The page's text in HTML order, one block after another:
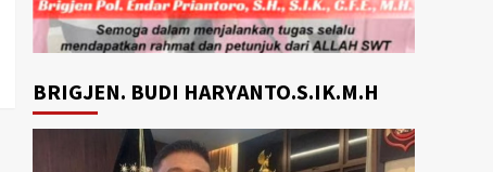
BRIGJEN. BUDI HARYANTO.S.IK.M.H